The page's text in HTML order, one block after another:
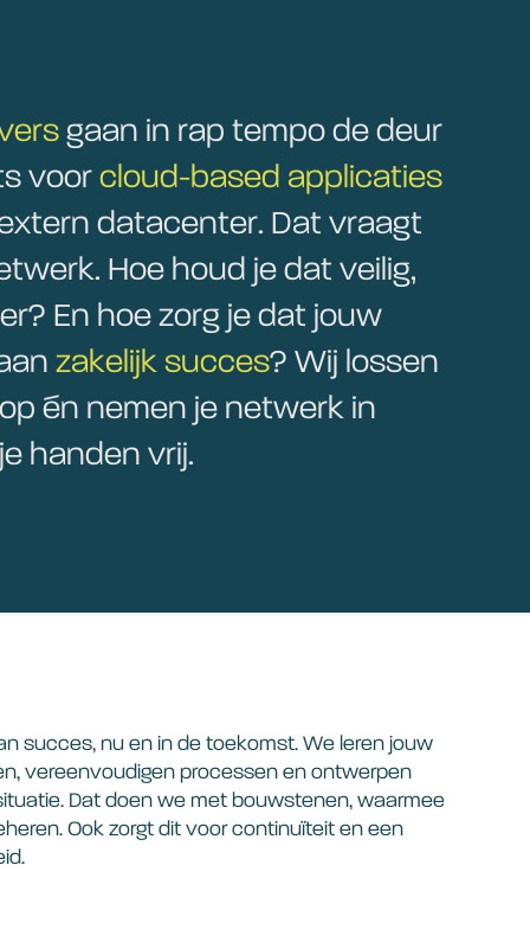
gaan in rap tempo de deur
voor cloud-based applicaties
datacenter. Dat vraagt
Hoe houd je dat veilig,
En hoe zorg je dat jouw
zakelijk succes? Wij lossen
én nemen je netwerk in
handen vrij.
succes, nu en in de toekomst. We leren jouw
vereenvoudigen processen en ontwerpen
Dat doen we met bouwstenen, waarmee
Ook zorgt dit voor continuïteit en een